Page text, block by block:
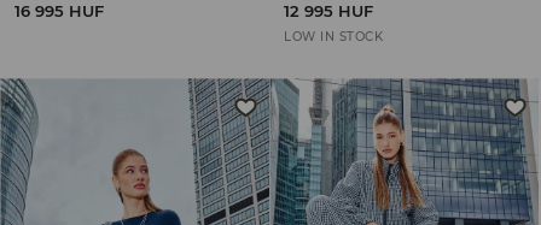
16 995 HUF 12 995 HUF
LOW IN STOCK